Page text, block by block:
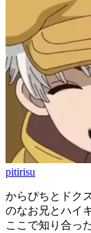
pitirisu
からぴちとドク
のなお兄とハイ
ここで知り合っ